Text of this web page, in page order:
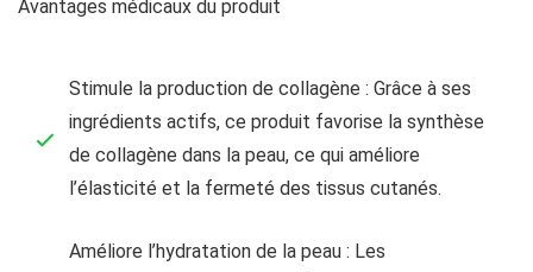
Avantages médicaux du produit
Stimule la production de collagène : Grâce à ses
ingrédients actifs, ce produit favorise la synthèse
de collagène dans la peau, ce qui améliore
l’élasticité et la fermeté des tissus cutanés.
Améliore l’hydratation de la peau : Les